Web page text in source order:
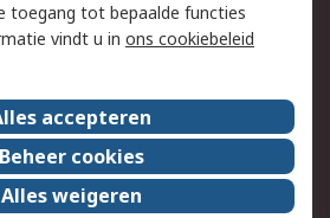
Over ons
Werken bij RS
toegang tot bepaalde functies
vindt u in ons cookiebeleid
accepteren
Beheer cookies
Alles weigeren